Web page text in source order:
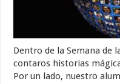
Dentro de la Semana de
contaros historias
Por un lado, nuestro